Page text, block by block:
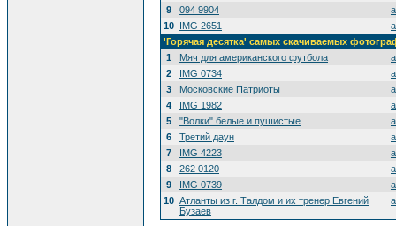
9
094 9904
10 IMG 2651
'Горячая десятка' самых скачиваемых
1
Мяч для американского футбола
2
IMG 0734
3
Московские Патриоты
4
IMG 1982
5
"Волки" белые и пушистые
6
Третий даун
7
IMG 4223
8
262 0120
9
IMG 0739
10 Атланты из г. Талдом и их тренер Евгений
Бузаев